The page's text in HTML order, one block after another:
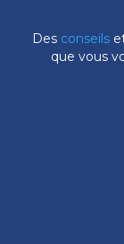
Des conseils
que vous